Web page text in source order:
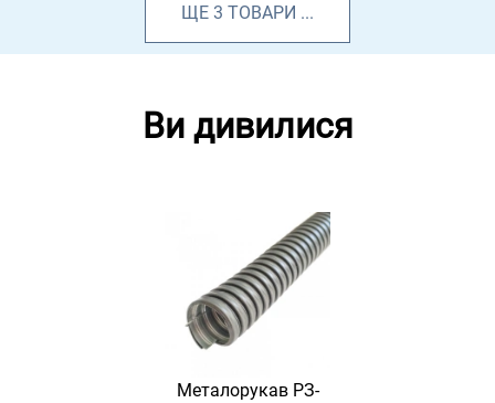
ЩЕ 3 ТОВАРИ ...
Ви дивилися
Металорукав РЗ-